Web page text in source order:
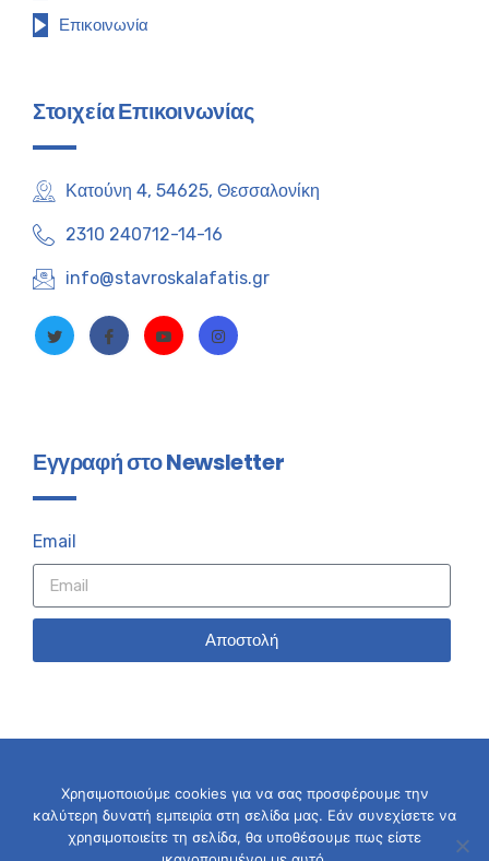
Επικοινωνία
Στοιχεία Επικοινωνίας
Κατούνη 4, 54625, Θεσσαλονίκη
2310 240712-14-16
info@stavroskalafatis.gr
Εγγραφή στο Newsletter
Email
Αποστολή
© 2026 Σταύρος Καλαφάτης
Χρησιμοποιούμε cookies για να σας προσφέρουμε την
καλύτερη δυνατή εμπειρία στη σελίδα μας. Εάν συνεχίσετε να
χρησιμοποιείτε τη σελίδα, θα υποθέσουμε πως είστε